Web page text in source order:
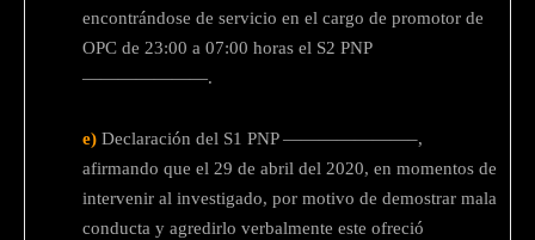
encontrándose de servicio en el cargo de promotor de
OPC de 23:00 a 07:00 horas el S2 PNP
———————.
e) Declaración del S1 PNP ———————–,
afirmando que el 29 de abril del 2020, en momentos de
intervenir al investigado, por motivo de demostrar mala
conducta y agredirlo verbalmente este ofreció